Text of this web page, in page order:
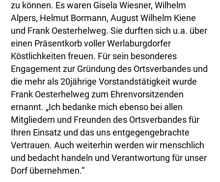
zu können. Es waren Gisela Wiesner, Wilhelm
Alpers, Helmut Bormann, August Wilhelm Kiene
und Frank Oesterhelweg. Sie durften sich u.a. über
einen Präsentkorb voller Werlaburgdorfer
Köstlichkeiten freuen. Für sein besonderes
Engagement zur Gründung des Ortsverbandes und
die mehr als 20jährige Vorstandstätigkeit wurde
Frank Oesterhelweg zum Ehrenvorsitzenden
ernannt. „Ich bedanke mich ebenso bei allen
Mitgliedern und Freunden des Ortsverbandes für
Ihren Einsatz und das uns entgegengebrachte
Vertrauen. Auch weiterhin werden wir menschlich
und bedacht handeln und Verantwortung für unser
Dorf übernehmen.“